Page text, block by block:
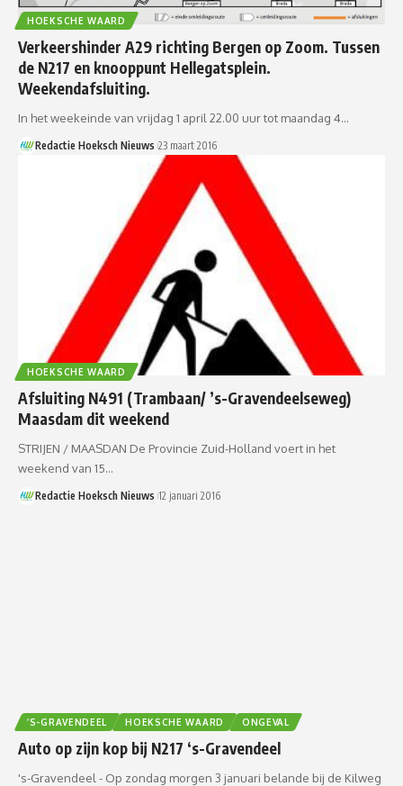
HOEKSCHE WAARD
Verkeershinder A29 richting Bergen op Zoom. Tussen
de N217 en knooppunt Hellegatsplein.
Weekendafsluiting.
In het weekeinde van vrijdag 1 april 22.00 uur tot maandag 4…
Redactie Hoeksch Nieuws 23 maart 2016
HOEKSCHE WAARD
Afsluiting N491 (Trambaan/ ’s-Gravendeelseweg)
Maasdam dit weekend
STRIJEN / MAASDAN De Provincie Zuid-Holland voert in het
weekend van 15…
Redactie Hoeksch Nieuws 12 januari 2016
’S-GRAVENDEEL HOEKSCHE WAARD ONGEVAL
Auto op zijn kop bij N217 ‘s-Gravendeel
's-Gravendeel - Op zondag morgen 3 januari belande bij de Kilweg